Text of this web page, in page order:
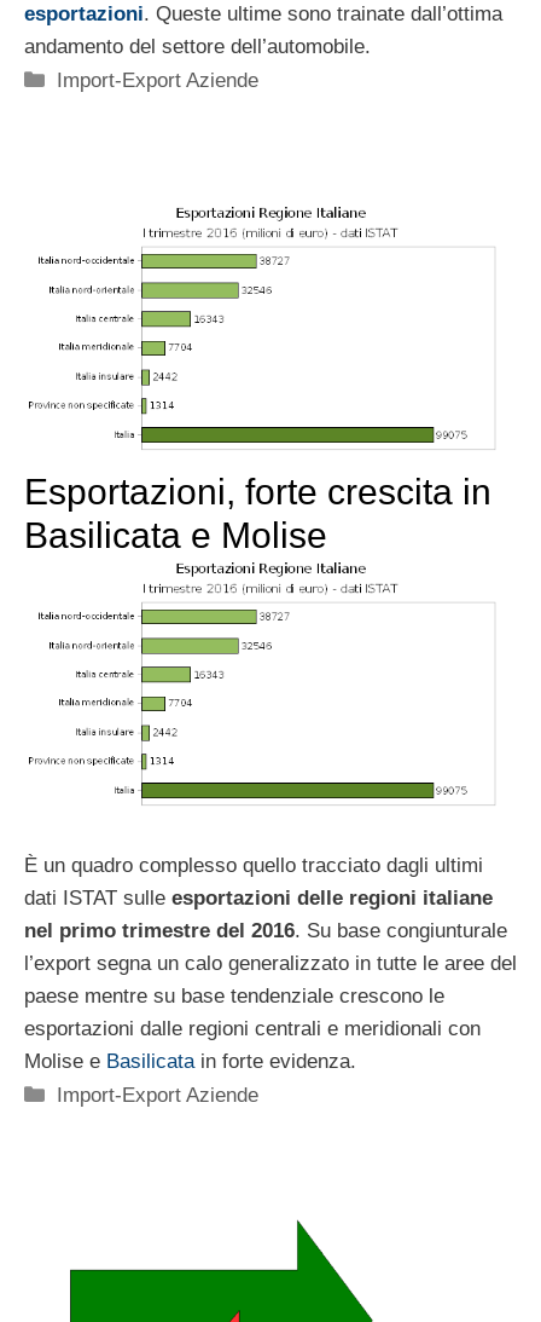
esportazioni. Queste ultime sono trainate dall’ottima
andamento del settore dell’automobile.
Categorie
Import-Export Aziende
Esportazioni, forte crescita in
Basilicata e Molise
È un quadro complesso quello tracciato dagli ultimi
dati ISTAT sulle esportazioni delle regioni italiane
nel primo trimestre del 2016. Su base congiunturale
l’export segna un calo generalizzato in tutte le aree del
paese mentre su base tendenziale crescono le
esportazioni dalle regioni centrali e meridionali con
Molise e Basilicatain forte evidenza.
Categorie
Import-Export Aziende